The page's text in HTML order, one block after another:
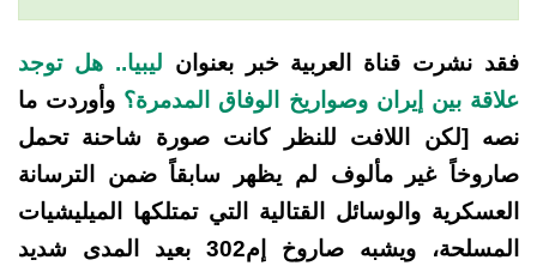
فقد نشرت قناة العربية خبر بعنوان ليبيا.. هل توجد
علاقة بين إيران وصواريخ الوفاق المدمرة؟ وأوردت ما
نصه [لكن اللافت للنظر كانت صورة شاحنة تحمل
صاروخاً غير مألوف لم يظهر سابقاً ضمن الترسانة
العسكرية والوسائل القتالية التي تمتلكها الميليشيات
المسلحة، ويشبه صاروخ إم302 بعيد المدى شديد